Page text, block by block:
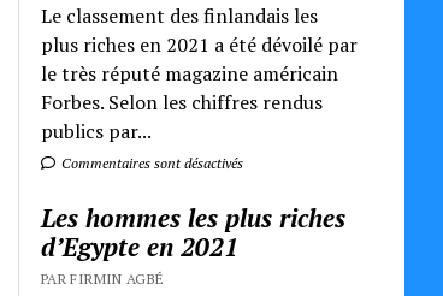
Le classement des finlandais les
plus riches en 2021 a été dévoilé par
le très réputé magazine américain
Forbes. Selon les chiffres rendus
publics par...
Commentaires sont désactivés
Les hommes les plus riches
d’Egypte en 2021
PAR FIRMIN AGBÉ